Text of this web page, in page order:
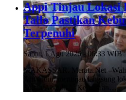
Appi Tinjau Lokasi
Tallo Pastikan
Terpenuhi
Sabtu, 1 Agu 2026 - 06:33 WIB
MAKASSAR, Merata.Net
Arifuddin, meninjau langsung
Sultan Abdullah, Kelurahan…